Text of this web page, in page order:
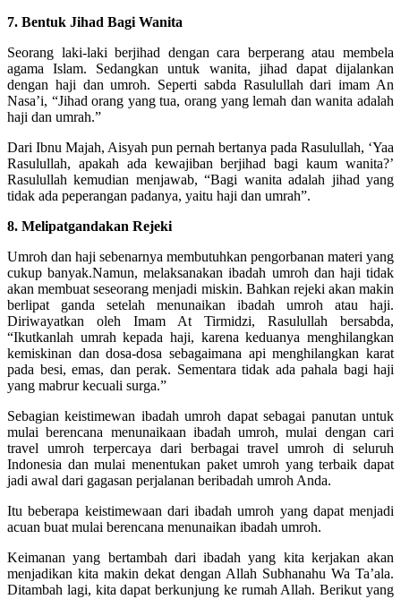
7. Bentuk Jihad Bagi Wanita
Seorang laki-laki berjihad dengan cara berperang atau membela
agama Islam. Sedangkan untuk wanita, jihad dapat dijalankan
dengan haji dan umroh. Seperti sabda Rasulullah dari imam An
Nasa’i, “Jihad orang yang tua, orang yang lemah dan wanita adalah
haji dan umrah.”
Dari Ibnu Majah, Aisyah pun pernah bertanya pada Rasulullah, ‘Yaa
Rasulullah, apakah ada kewajiban berjihad bagi kaum wanita?’
Rasulullah kemudian menjawab, “Bagi wanita adalah jihad yang
tidak ada peperangan padanya, yaitu haji dan umrah”.
8. Melipatgandakan Rejeki
Umroh dan haji sebenarnya membutuhkan pengorbanan materi yang
cukup banyak.Namun, melaksanakan ibadah umroh dan haji tidak
akan membuat seseorang menjadi miskin. Bahkan rejeki akan makin
berlipat ganda setelah menunaikan ibadah umroh atau haji.
Diriwayatkan oleh Imam At Tirmidzi, Rasulullah bersabda,
“Ikutkanlah umrah kepada haji, karena keduanya menghilangkan
kemiskinan dan dosa-dosa sebagaimana api menghilangkan karat
pada besi, emas, dan perak. Sementara tidak ada pahala bagi haji
yang mabrur kecuali surga.”
Sebagian keistimewan ibadah umroh dapat sebagai panutan untuk
mulai berencana menunaikaan ibadah umroh, mulai dengan cari
travel umroh terpercaya dari berbagai travel umroh di seluruh
Indonesia dan mulai menentukan paket umroh yang terbaik dapat
jadi awal dari gagasan perjalanan beribadah umroh Anda.
Itu beberapa keistimewaan dari ibadah umroh yang dapat menjadi
acuan buat mulai berencana menunaikan ibadah umroh.
Keimanan yang bertambah dari ibadah yang kita kerjakan akan
menjadikan kita makin dekat dengan Allah Subhanahu Wa Ta’ala.
Ditambah lagi, kita dapat berkunjung ke rumah Allah. Berikut yang